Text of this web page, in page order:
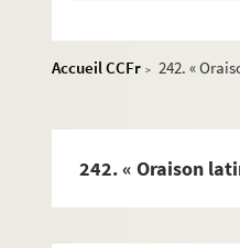
Accueil CCFr > 242. «
242. « Oraison
81. « Discurso del
116. « Lettre de la